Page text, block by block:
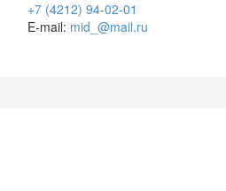
+7 (4212) 94-02-01
E-mail: mid_@mail.ru